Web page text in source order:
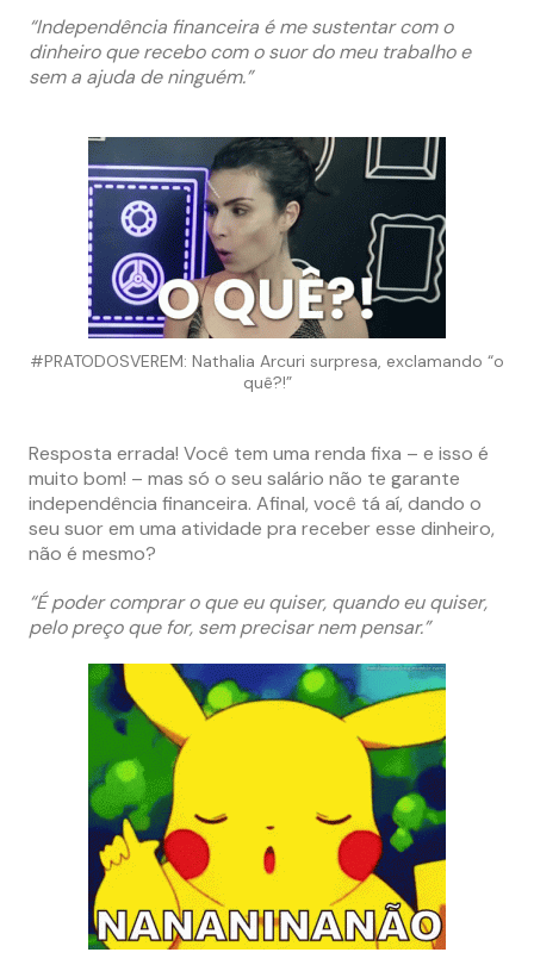
“Independência financeira é me sustentar com o
dinheiro que recebo com o suor do meu trabalho e
sem a ajuda de ninguém.”
#PRATODOSVEREM: Nathalia Arcuri surpresa, exclamando “o
quê?!”
Resposta errada! Você tem uma renda fixa – e isso é
muito bom! – mas só o seu salário não te garante
independência financeira. Afinal, você tá aí, dando o
seu suor em uma atividade pra receber esse dinheiro,
não é mesmo?
“É poder comprar o que eu quiser, quando eu quiser,
pelo preço que for, sem precisar nem pensar.”